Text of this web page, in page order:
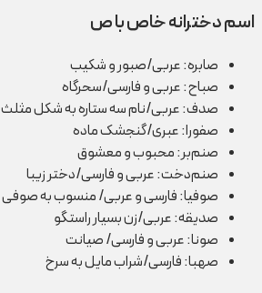
اسم دخترانه خاص با ص
صابره: عربی/صبور و شکیب
صباح: عربی و فارسی/سحرگاه
صدف: عربی/نام سه ستاره به شکل مثلث
صفورا: عبری/گنجشک ماده
صنم‌بر: محبوب و معشوق
صنم‌دخت: عربی و فارسی/دختر زیبا
صوفیا: فارسی و عربی/ منسوب به صوفی
صدیقه: عربی/زن بسیار راستگو
صونا: عربی و فارسی/ صیانت
صهبا: فارسی/شراب مایل به سرخ